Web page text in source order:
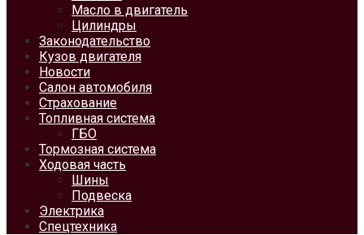
Масло в двигатель
Цилиндры
Законодательство
Кузов двигателя
Новости
Салон автомобиля
Страхование
Топливная система
ГБО
Тормозная система
Ходовая часть
Шины
Подвеска
Электрика
Спецтехника